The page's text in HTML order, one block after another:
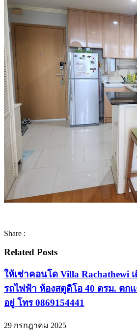
Share :
Related Posts
ให้เช่าคอนโด Villa Rachathewi
รถไฟฟ้า ห้องสตูดิโอ 40 ตรม. ตก
อยู่ โทร 0869154441
29 กรกฎาคม 2025